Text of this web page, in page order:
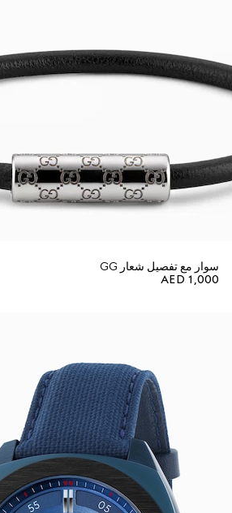
سوار مع تفصيل شعار GG
AED 1,000